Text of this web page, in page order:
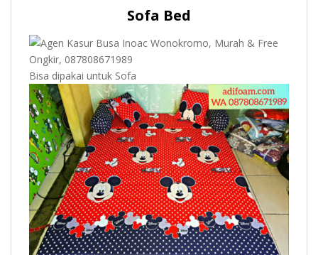
Sofa Bed
Bisa dipakai untuk Sofa